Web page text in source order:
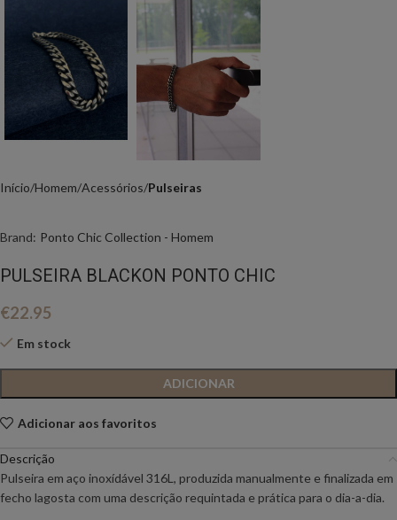
Início Homem Acessórios Pulseiras
Brand: Ponto Chic Collection - Homem
PULSEIRA BLACKON PONTO CHIC
€22.95
Em stock
ADICIONAR
Adicionar aos favoritos
Descrição
Pulseira em aço inoxídável 316L, produzida manualmente e finalizada em
fecho lagosta com uma descrição requintada e prática para o dia-a-dia.